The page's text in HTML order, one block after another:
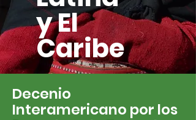
y El
Caribe
Decenio
Interamericano por los